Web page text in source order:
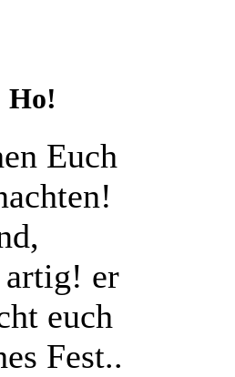
Ho!
Euch
artig! er
euch
Fest..